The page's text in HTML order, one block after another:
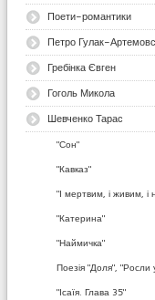
Поети-романтики
Петро Гулак-
Гребінка Євген
Гоголь Микола
Шевченко Тарас
"Сон"
"Кавказ"
"І мертвим, і живим,
"Катерина"
"Наймичка"
Поезія "Доля", "Росли
"Ісаїя. Глава 35"